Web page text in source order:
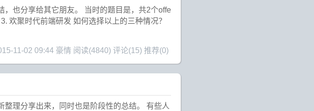
也分享给其它朋友。 当时的题目是，共2个offe
欢聚时代前端研发 如何选择以上的三种情况？
11-02 09:44 豪情 阅读(4840) 评论(15) 推荐(0)
理分享出来，同时也是阶段性的总结。 有些人